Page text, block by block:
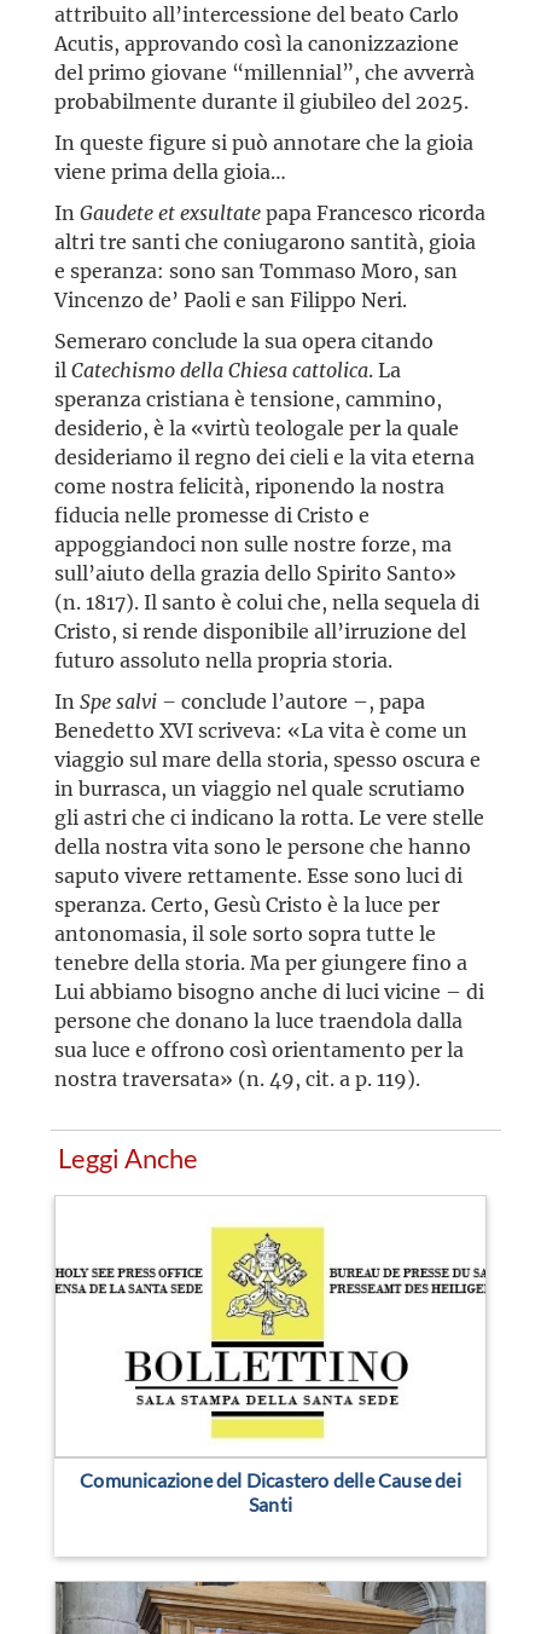
attribuito all’intercessione del beato Carlo
Acutis, approvando così la canonizzazione
del primo giovane “millennial”, che avverrà
probabilmente durante il giubileo del 2025.
In queste figure si può annotare che la gioia
viene prima della gioia…
InGaudete et exsultatepapa Francesco ricorda
altri tre santi che coniugarono santità, gioia
e speranza: sono san Tommaso Moro, san
Vincenzo de’ Paoli e san Filippo Neri.
Semeraro conclude la sua opera citando
ilCatechismo della Chiesa cattolica. La
speranza cristiana è tensione, cammino,
desiderio, è la «virtù teologale per la quale
desideriamo il regno dei cieli e la vita eterna
come nostra felicità, riponendo la nostra
fiducia nelle promesse di Cristo e
appoggiandoci non sulle nostre forze, ma
sull’aiuto della grazia dello Spirito Santo»
(n. 1817). Il santo è colui che, nella sequela di
Cristo, si rende disponibile all’irruzione del
futuro assoluto nella propria storia.
InSpe salvi – conclude l’autore –, papa
Benedetto XVI scriveva: «La vita è come un
viaggio sul mare della storia, spesso oscura e
in burrasca, un viaggio nel quale scrutiamo
gli astri che ci indicano la rotta. Le vere stelle
della nostra vita sono le persone che hanno
saputo vivere rettamente. Esse sono luci di
speranza. Certo, Gesù Cristo è la luce per
antonomasia, il sole sorto sopra tutte le
tenebre della storia. Ma per giungere fino a
Lui abbiamo bisogno anche di luci vicine – di
persone che donano la luce traendola dalla
sua luce e offrono così orientamento per la
nostra traversata» (n. 49, cit. a p. 119).
Leggi Anche
Comunicazione del Dicastero delle Cause dei
Santi